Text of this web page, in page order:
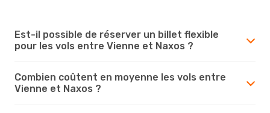
Est-il possible de réserver un billet flexible
pour les vols entre Vienne et Naxos ?
Combien coûtent en moyenne les vols entre
Vienne et Naxos ?